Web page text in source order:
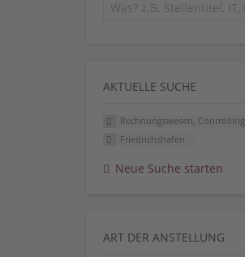
AKTUELLE SUCHE
Rechnungswesen, Controlling
Friedrichshafen
Neue Suche starten
ART DER ANSTELLUNG